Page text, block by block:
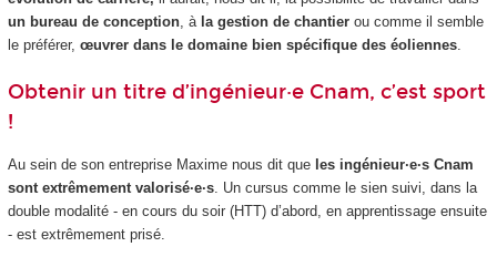
un bureau de conception, à la gestion de chantierou comme il semble
le préférer, œuvrer dans le domaine bien spécifique des éoliennes.
Obtenir un titre d’ingénieur·e Cnam, c’est sport
!
Au sein de son entreprise Maxime nous dit que les ingénieur·e·s Cnam
sont extrêmement valorisé·e·s. Un cursus comme le sien suivi, dans la
double modalité - en cours du soir (HTT) d’abord, en apprentissageensuite
- est extrêmement prisé.